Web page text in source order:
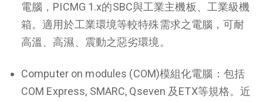
電腦，PICMG 1.x的SBC與工業主機板、工業級機
箱。適用於工業環境等較特殊需求之電腦，可耐
高溫、高濕、震動之惡劣環境。
Computer on modules (COM)模組化電腦：包括
COM Express, SMARC, Qseven 及ETX等規格。近